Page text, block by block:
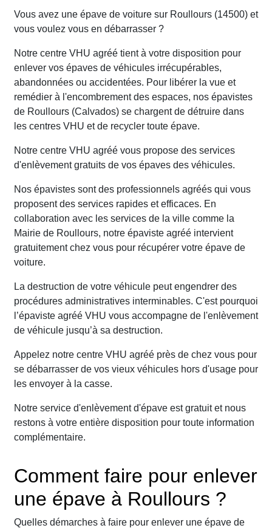
Vous avez une épave de voiture sur Roullours (14500) et
vous voulez vous en débarrasser ?
Notre centre VHU agréé tient à votre disposition pour
enlever vos épaves de véhicules irrécupérables,
abandonnées ou accidentées. Pour libérer la vue et
remédier à l'encombrement des espaces, nos épavistes
de Roullours (Calvados) se chargent de détruire dans
les centres VHU et de recycler toute épave.
Notre centre VHU agréé vous propose des services
d'enlèvement gratuits de vos épaves des véhicules.
Nos épavistes sont des professionnels agréés qui vous
proposent des services rapides et efficaces. En
collaboration avec les services de la ville comme la
Mairie de Roullours, notre épaviste agréé intervient
gratuitement chez vous pour récupérer votre épave de
voiture.
La destruction de votre véhicule peut engendrer des
procédures administratives interminables. C'est pourquoi
l’épaviste agréé VHU vous accompagne de l'enlèvement
de véhicule jusqu’à sa destruction.
Appelez notre centre VHU agréé près de chez vous pour
se débarrasser de vos vieux véhicules hors d'usage pour
les envoyer à la casse.
Notre service d'enlèvement d'épave est gratuit et nous
restons à votre entière disposition pour toute information
complémentaire.
Comment faire pour enlever
une épave à Roullours ?
Quelles démarches à faire pour enlever une épave de